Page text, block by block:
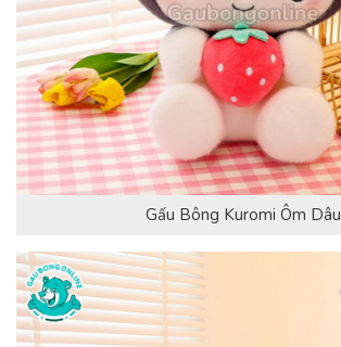
Gấu Bông Kuromi Ôm Dâu